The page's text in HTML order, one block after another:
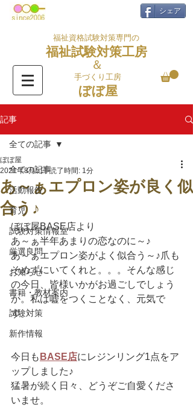
シェア
福祉資格試験対策専門の
福祉試験対策工房
＆
手づくり工房
ぼぼ屋
記事
全ての記事
活動報告
育児
試験対策情報室
厳選良問
お知らせ
書籍・教材案内
試験対策
新作情報
全ての記事
あ～ぁエプロン姿が良く似
合う♪
ぼぼ屋
2021年8月5日 読了時間: 1分
ぼぼ屋BASE店より
あ～ぁ半年あまりの恋なのに～♪
あ～ぁエプロン姿がよく似合う～♪爪も
そめずにいてくれと。。。そんな感じ
の今日、皆様いかがお過ごしでしょう
か。私は嘘をつくことなく、元気で
す。
今日も BASE店にレジンリング1点をア
ップしました♪
猛暑が続く日々、どうぞご自愛くださ
いませ。